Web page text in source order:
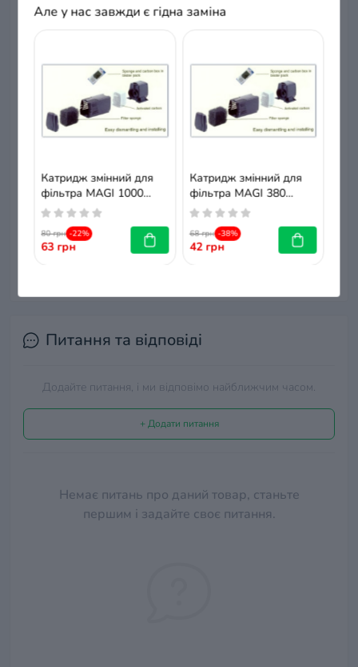
Відгуків про цей товар ще не було.
Немає відгуків про цей товар, станьте
Питання та відповіді
Додайте питання, і ми відповімо найближчим часом.
+ Додати питання
Немає питань про даний товар, станьте
першим і задайте своє питання.
Але у нас завжди є гідна заміна
Катридж змінний для
фільтра MAGI 1000
(мочалка + касета з
вугіллям) RESUN
80 грн -22%
63 грн
Катридж змінний для
фільтра MAGI 380
(мочалка + касета з
вугіллям) RESUN
68 грн -38%
42 грн